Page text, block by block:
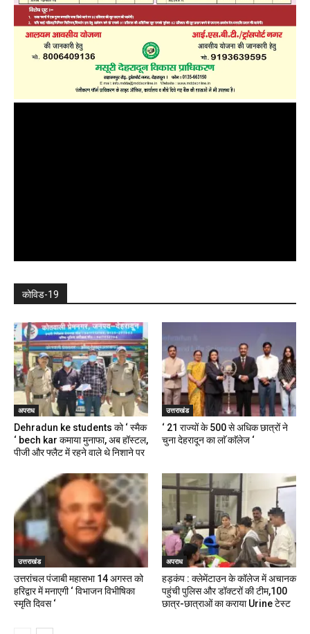
कोविड-19
अपराध
Dehradun ke students को ‘ स्मैक
‘ bech kar कमाया मुनाफा, अब हॉस्टल,
पीजी और फ्लैट में रहने वाले थे निशाने पर
उत्तराखंड
‘ 21 राज्यों के 500 से अधिक छात्रों ने
चुना देहरादून का लाॅ काॅलेज ‘
उत्तराखंड
उत्तरांचल पंजाबी महासभा 14 अगस्त को
हरिद्वार में मनाएगी ‘ विभाजन विभीषिका
स्मृति दिवस ‘
अपराध
हड़कंप : क्लेमेंटाउन के कॉलेज में अचानक
पहुंची पुलिस और डॉक्टरों की टीम,100
छात्र-छात्राओं का कराया Urine टेस्ट